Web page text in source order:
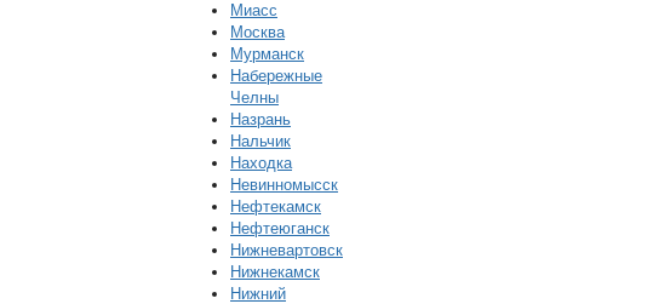
Миасс
Москва
Мурманск
Набережные
Челны
Назрань
Нальчик
Находка
Невинномысск
Нефтекамск
Нефтеюганск
Нижневартовск
Нижнекамск
Нижний